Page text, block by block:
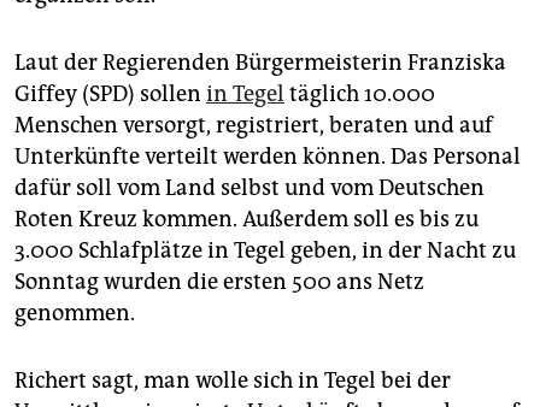
Laut der Regierenden Bürgermeisterin Franziska
Giffey (SPD) sollen in Tegel täglich 10.000
Menschen versorgt, registriert, beraten und auf
Unterkünfte verteilt werden können. Das Personal
dafür soll vom Land selbst und vom Deutschen
Roten Kreuz kommen. Außerdem soll es bis zu
3.000 Schlafplätze in Tegel geben, in der Nacht zu
Sonntag wurden die ersten 500 ans Netz
genommen.
Richert sagt, man wolle sich in Tegel bei der